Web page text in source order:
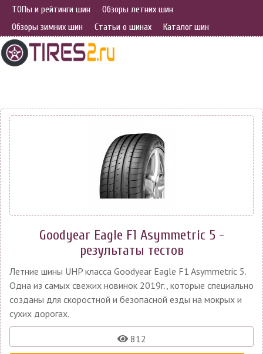
ТОПы и рейтинги шин
Обзоры летних шин
Обзоры зимних шин
Статьи о шинах Каталог шин
Goodyear Eagle F1 Asymmetric 5 -
результаты тестов
Летние шины UHP класса Goodyear Eagle F1 Asymmetric 5.
Одна из самых свежих новинок 2019г., которые специально
созданы для скоростной и безопасной езды на мокрых и
сухих дорогах.
812